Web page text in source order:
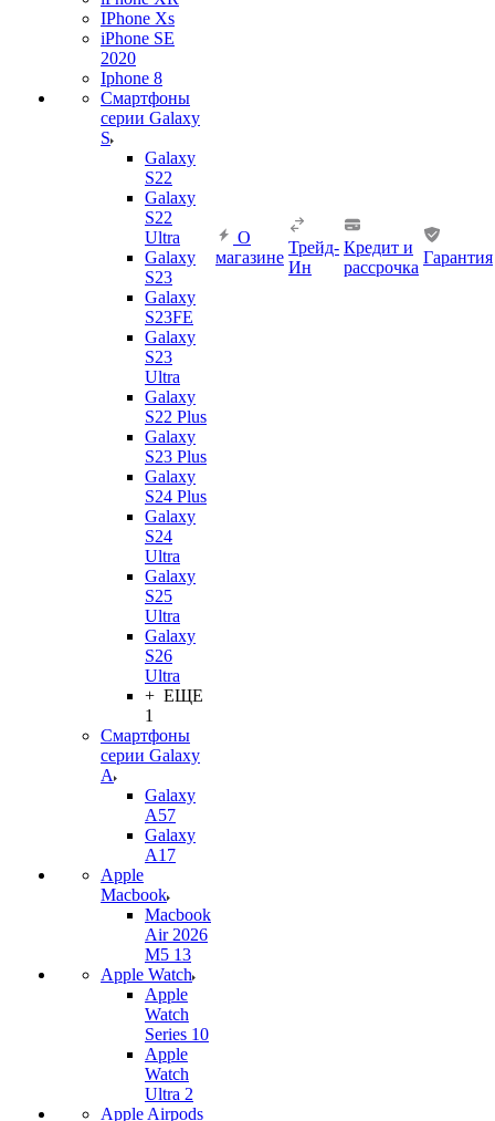
IPhone Xs
iPhone SE
2020
Iphone 8
Смартфоны
серии Galaxy
S
Galaxy
S22
Galaxy
S22
Ultra
Galaxy
S23
Galaxy
S23FE
Galaxy
S23
Ultra
Galaxy
S22 Plus
Galaxy
S23 Plus
Galaxy
S24 Plus
Galaxy
S24
Ultra
Galaxy
S25
Ultra
Galaxy
S26
Ultra
+ ЕЩЕ
1
Смартфоны
серии Galaxy
A
Galaxy
A57
Galaxy
A17
Apple
Macbook
Macbook
Air 2026
M5 13
Apple Watch
Apple
Watch
Series 10
Apple
Watch
Ultra 2
Apple Airpods
О
магазине
Трейд-
Ин
Кредит и
рассрочка
Гарантия